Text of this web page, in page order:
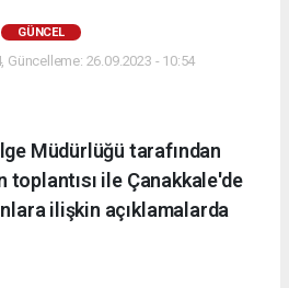
GÜNCEL
Güncelleme: 26.09.2023 - 10:54
Müdürlüğü tarafından
toplantısı ile Çanakkale'de
ilişkin açıklamalarda